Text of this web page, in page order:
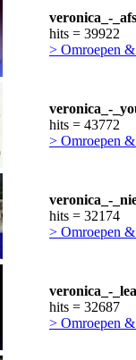
veronica_-
hits = 39922
> Omroepen
veronica_-
hits = 43772
> Omroepen
veronica_-
hits = 32174
> Omroepen
veronica_-
hits = 32687
> Omroepen